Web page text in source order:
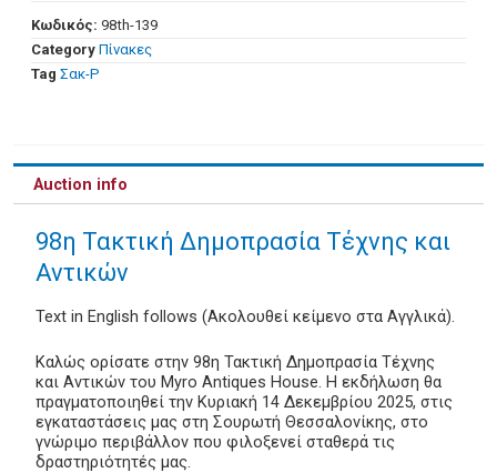
Κωδικός: 98th-139
Category Πίνακες
Tag Σακ-Ρ
Auction info
98η Τακτική Δημοπρασία Τέχνης και
Αντικών
Text in English follows (Ακολουθεί κείμενο στα Αγγλικά).
Καλώς ορίσατε στην 98η Τακτική Δημοπρασία Τέχνης
και Αντικών του Myro Antiques House. Η εκδήλωση θα
πραγματοποιηθεί την Κυριακή 14 Δεκεμβρίου 2025, στις
εγκαταστάσεις μας στη Σουρωτή Θεσσαλονίκης, στο
γνώριμο περιβάλλον που φιλοξενεί σταθερά τις
δραστηριότητές μας.